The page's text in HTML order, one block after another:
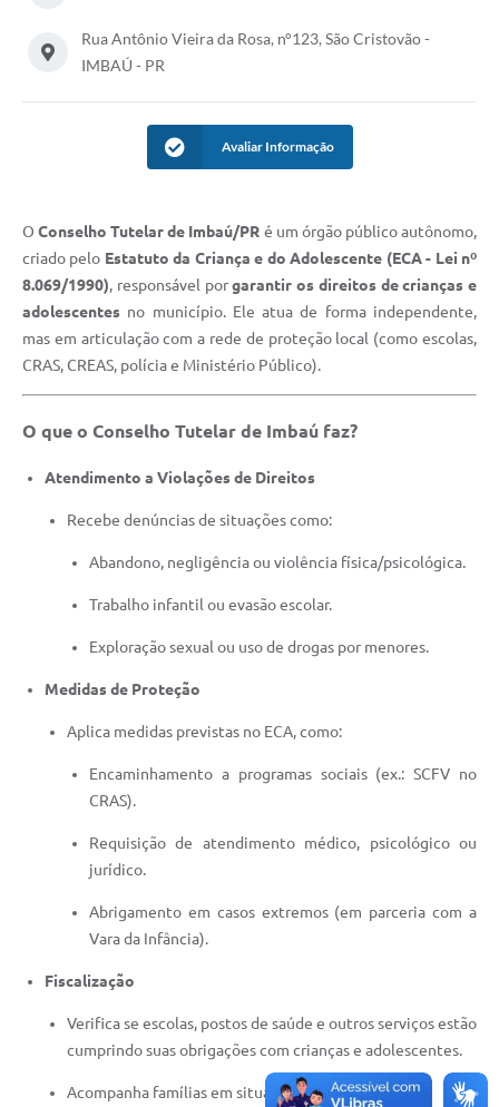
Rua Antônio Vieira da Rosa, n°123, São Cristovão -
IMBAÚ - PR
Avaliar Informação
OConselho Tutelar de Imbaú/PR é um órgão público autônomo,
criado pelo Estatuto da Criança e do Adolescente (ECA - Lei nº
8.069/1990), responsável porgarantir os direitos de crianças e
adolescentes no município. Ele atua de forma independente,
mas em articulação com a rede de proteção local (como escolas,
CRAS, CREAS, polícia e Ministério Público).
O que o Conselho Tutelar de Imbaú faz?
Atendimento a Violações de Direitos
Recebe denúncias de situações como:
Abandono, negligência ou violência física/psicológica.
Trabalho infantil ou evasão escolar.
Exploração sexual ou uso de drogas por menores.
Medidas de Proteção
Aplica medidas previstas no ECA, como:
Encaminhamento a programas sociais (ex.: SCFV no
CRAS).
Requisição de atendimento médico, psicológico ou
jurídico.
Abrigamento em casos extremos (em parceria com a
Vara da Infância).
Fiscalização
Verifica se escolas, postos de saúde e outros serviços estão
cumprindo suas obrigações com crianças e adolescentes.
Acompanha famílias em situação de vulnerabilidade.